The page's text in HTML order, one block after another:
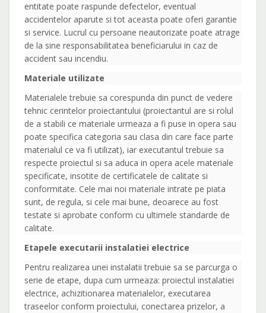
entitate poate raspunde defectelor, eventual
accidentelor aparute si tot aceasta poate oferi garantie
si service. Lucrul cu persoane neautorizate poate atrage
de la sine responsabilitatea beneficiarului in caz de
accident sau incendiu.
Materiale utilizate
Materialele trebuie sa corespunda din punct de vedere
tehnic cerintelor proiectantului (proiectantul are si rolul
de a stabili ce materiale urmeaza a fi puse in opera sau
poate specifica categoria sau clasa din care face parte
materialul ce va fi utilizat), iar executantul trebuie sa
respecte proiectul si sa aduca in opera acele materiale
specificate, insotite de certificatele de calitate si
conformitate. Cele mai noi materiale intrate pe piata
sunt, de regula, si cele mai bune, deoarece au fost
testate si aprobate conform cu ultimele standarde de
calitate.
Etapele executarii instalatiei electrice
Pentru realizarea unei instalatii trebuie sa se parcurga o
serie de etape, dupa cum urmeaza: proiectul instalatiei
electrice, achizitionarea materialelor, executarea
traseelor conform proiectului, conectarea prizelor, a